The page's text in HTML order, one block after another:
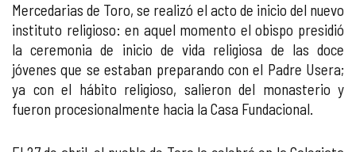
Mercedarias de Toro, se realizó el acto de inicio del nuevo
instituto religioso: en aquel momento el obispo presidió
la ceremonia de inicio de vida religiosa de las doce
jóvenes que se estaban preparando con el Padre Usera;
ya con el hábito religioso, salieron del monasterio y
fueron procesionalmente hacia la Casa Fundacional.